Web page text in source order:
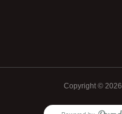
Copyright © 2026